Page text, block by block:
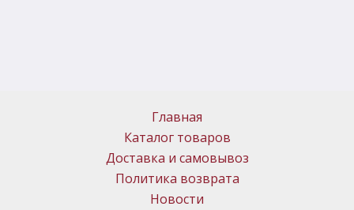
Главная
Каталог товаров
Доставка и самовывоз
Политика возврата
Новости